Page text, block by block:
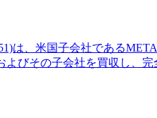
は、米国子会社である
よびその子会社を買収し、